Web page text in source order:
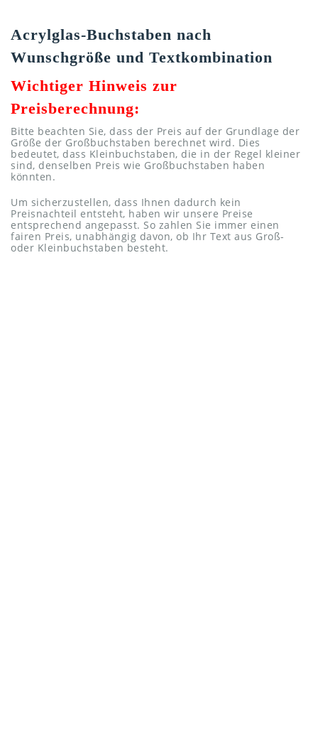
Acrylglas-Buchstaben nach
Wunschgröße und Textkombination
Wichtiger Hinweis zur
Preisberechnung:
Bitte beachten Sie, dass der Preis auf der Grundlage der
Größe der Großbuchstaben berechnet wird. Dies
bedeutet, dass Kleinbuchstaben, die in der Regel kleiner
sind, denselben Preis wie Großbuchstaben haben
könnten.
Um sicherzustellen, dass Ihnen dadurch kein
Preisnachteil entsteht, haben wir unsere Preise
entsprechend angepasst. So zahlen Sie immer einen
fairen Preis, unabhängig davon, ob Ihr Text aus Groß-
oder Kleinbuchstaben besteht.